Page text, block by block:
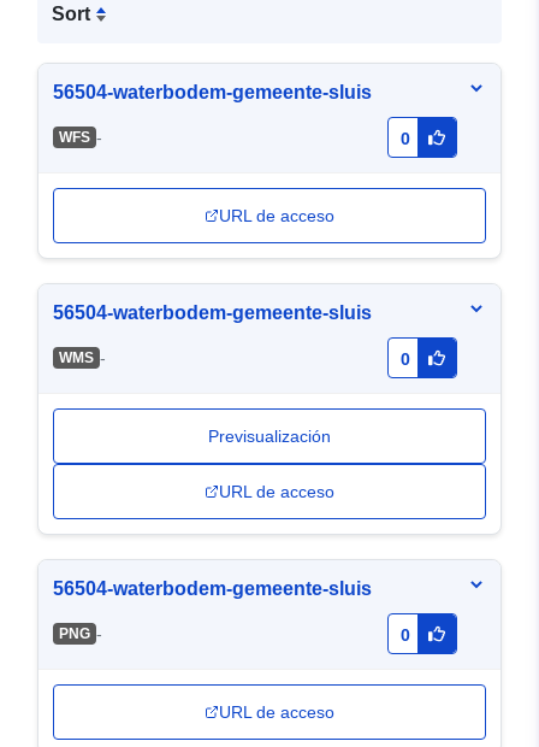
Sort
56504-waterbodem-gemeente-sluis
WFS - 0
URL de acceso
56504-waterbodem-gemeente-sluis
WMS - 0
Previsualización
URL de acceso
56504-waterbodem-gemeente-sluis
PNG - 0
URL de acceso